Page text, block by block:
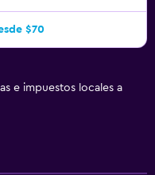
$70
e impuestos locales a